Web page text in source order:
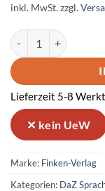
inkl. MwSt.zzgl.
Gemeinsam starten –
Lieferzeit 5-8
Kategorien: DaZ
Marke: Finken-Verlag